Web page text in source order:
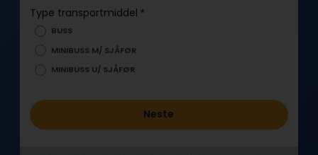
Type transportmiddel *
BUSS
MINIBUSS M/ SJÅFØR
MINIBUSS U/ SJÅFØR
Neste